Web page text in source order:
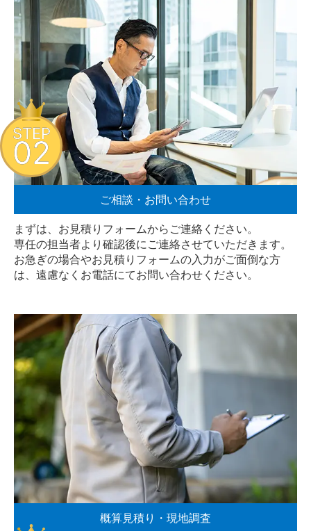
ご相談・お問い合わせ
まずは、お見積りフォームからご連絡ください。
専任の担当者より確認後にご連絡させていただきます。
お急ぎの場合やお見積りフォームの入力がご面倒な方
は、遠慮なく お電話にてお問い合わせください。
STEP
02
概算見積り・現地調査